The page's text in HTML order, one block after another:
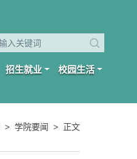
招生就业 校园生活
> 学院要闻 > 正文